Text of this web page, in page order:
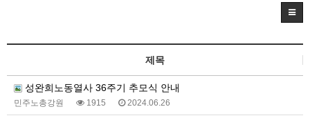
제목
성완희노동열사 36주기 추모식 안내
민주노총강원 1915 2024.06.26